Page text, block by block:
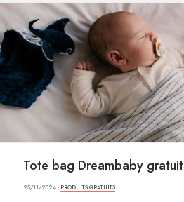
Tote bag Dreambaby gratuit
25/11/2024 · PRODUITS GRATUITS